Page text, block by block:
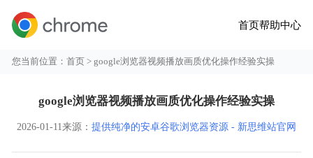
首页帮助中心
您当前位置：首页 > google浏览器视频播放画质优化操作经验实操
google浏览器视频播放画质优化操作经验实操
2026-01-11来源： 提供纯净的安卓谷歌浏览器资源 - 新思维站官网